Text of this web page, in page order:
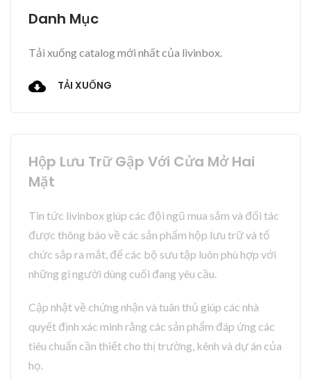
Danh Mục
Tải xuống catalog mới nhất của livinbox.
TẢI XUỐNG
Hộp Lưu Trữ Gập Với Cửa Mở Hai
Mặt
Tin tức livinbox giúp các đội ngũ mua sắm và đối tác
được thông báo về các sản phẩm hộp lưu trữ và tổ
chức sắp ra mắt, để các bộ sưu tập luôn phù hợp với
những gì người dùng cuối đang yêu cầu.
Cập nhật về chứng nhận và tuân thủ giúp các nhà
quyết định xác minh rằng các sản phẩm đáp ứng các
tiêu chuẩn cần thiết cho thị trường, kênh và dự án của
họ.